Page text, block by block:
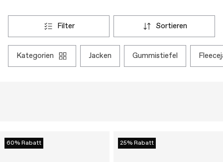
filter sortieren
kategorien jacken gummistiefel
60% Rabatt 25% Rabatt